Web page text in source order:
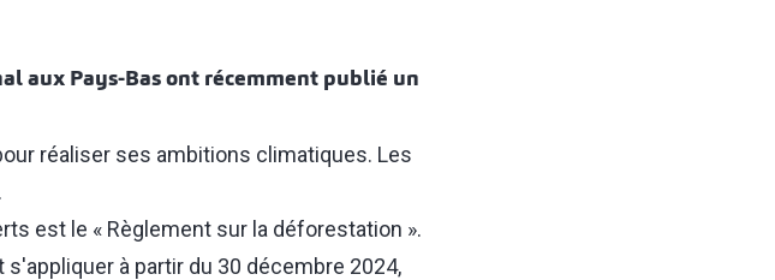
aux Pays-Bas ont récemment publié un
réaliser ses ambitions climatiques. Les
est le « Règlement sur la déforestation ».
à partir du 30 décembre 2024,